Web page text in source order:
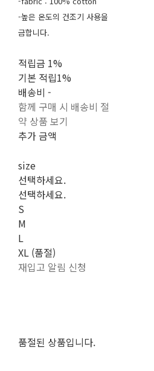
-높은 온도의 건조기 사용을
금합니다.
적립금 1%
기본 적립1%
배송비 -
함께 구매 시 배송비 절
약 상품 보기
추가 금액
size
선택하세요.
선택하세요.
S
M
L
XL (품절)
재입고 알림 신청
품절된 상품입니다.